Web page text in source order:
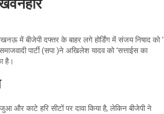
में बीजेपी दफ्तर के बाहर लगे होर्डिंग में संजय निषाद को ‘
पार्टी (सपा )ने अखिलेश यादव को ‘सत्ताईस का
है।
और काटे हरि सीटों पर दावा किया है, लेकिन बीजेपी ने